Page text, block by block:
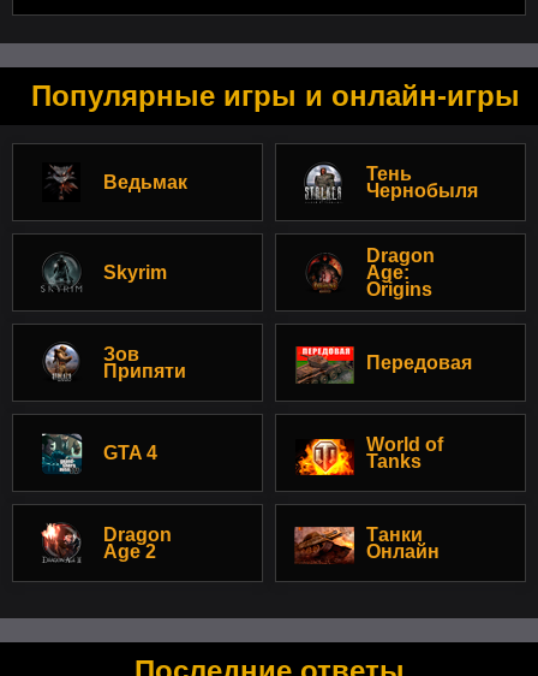
Популярные игры и онлайн-игры
Ведьмак
Тень
Чернобыля
Skyrim
Dragon
Age:
Origins
Зов
Припяти
Передовая
GTA 4
World of
Tanks
Dragon
Age 2
Танки
Онлайн